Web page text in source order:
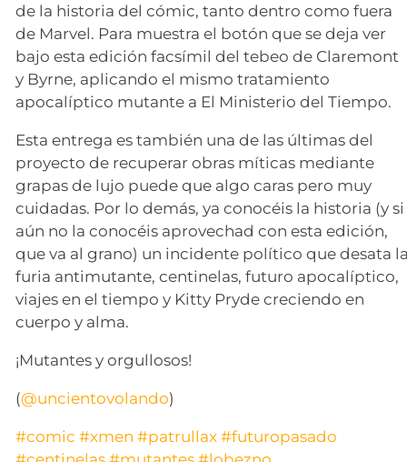
de la historia del cómic, tanto dentro como fuera
de Marvel. Para muestra el botón que se deja ver
bajo esta edición facsímil del tebeo de Claremont
y Byrne, aplicando el mismo tratamiento
apocalíptico mutante a El Ministerio del Tiempo.
Esta entrega es también una de las últimas del
proyecto de recuperar obras míticas mediante
grapas de lujo puede que algo caras pero muy
cuidadas. Por lo demás, ya conocéis la historia (y si
aún no la conocéis aprovechad con esta edición,
que va al grano) un incidente político que desata
furia antimutante, centinelas, futuro apocalíptico,
viajes en el tiempo y Kitty Pryde creciendo en
cuerpo y alma.
¡Mutantes y orgullosos!
(@uncientovolando)
#comic #xmen #patrullax #futuropasado